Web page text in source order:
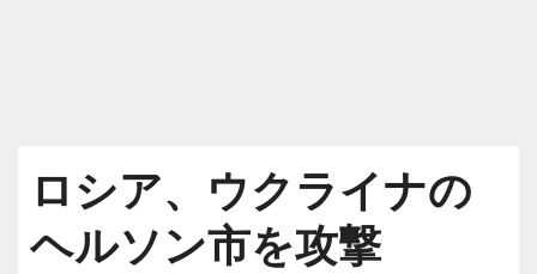
ロシア、ウクライナの
ヘルソン市を攻撃